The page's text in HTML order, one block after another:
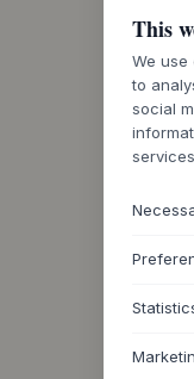
This
We use
to
social